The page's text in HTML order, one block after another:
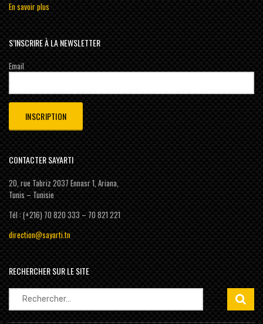
En savoir plus
S’INSCRIRE À LA NEWSLETTER
Email
CONTACTER SAYARTI
20, rue Tabriz 2037 Ennasr 1, Ariana,
Tunis – Tunisie
Tél : (+216) 70 820 333 – 70 821 221
direction@sayarti.tn
RECHERCHER SUR LE SITE
Rechercher :